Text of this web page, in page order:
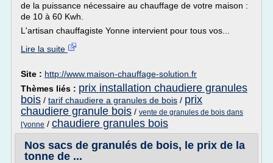
de la puissance nécessaire au chauffage de votre maison :
de 10 à 60 Kwh.
L'artisan chauffagiste Yonne intervient pour tous vos...
Lire la suite
Site : http://www.maison-chauffage-solution.fr
Thèmes liés : prix installation chaudiere granules
bois / tarif chaudiere a granules de bois / prix
chaudiere granule bois / vente de granules de bois dans
l'yonne / chaudiere granules bois
Nos sacs de granulés de bois, le prix de la
tonne de ...